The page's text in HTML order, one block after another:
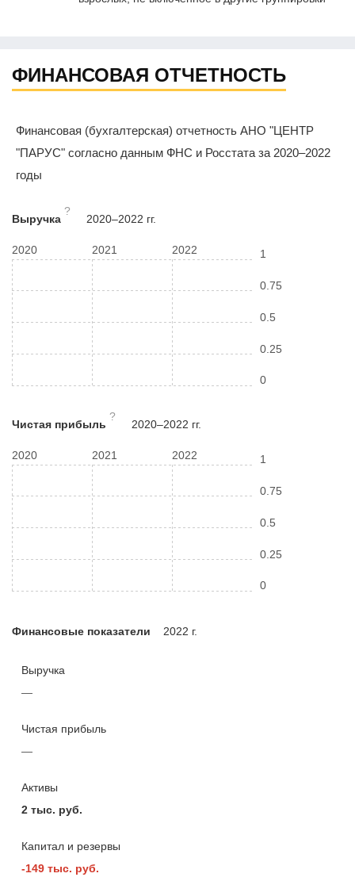
ФИНАНСОВАЯ ОТЧЕТНОСТЬ
Финансовая (бухгалтерская) отчетность АНО "ЦЕНТР
"ПАРУС" согласно данным ФНС и Росстата за 2020–2022
годы
Выручка
?
2020–2022 гг.
2020 2021 2022
0
0.25
0.5
0.75
1
Чистая прибыль
?
2020–2022 гг.
2020 2021 2022
0
0.25
0.5
0.75
1
Финансовые показатели 2022 г.
Выручка
—
Чистая прибыль
—
Активы
2 тыс. руб.
Капитал и резервы
-149 тыс. руб.